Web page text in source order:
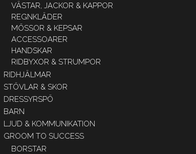
VÄSTAR, JACKOR & KAPPOR
REGNKLÄDER
MÖSSOR & KEPSAR
ACCESSOARER
HANDSKAR
RIDBYXOR & STRUMPOR
RIDHJÄLMAR
STÖVLAR & SKOR
DRESSYRSPÖ
BARN
LJUD & KOMMUNIKATION
GROOM TO SUCCESS
BORSTAR